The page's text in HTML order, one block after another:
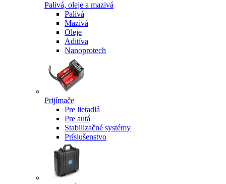
Palivá, oleje a mazivá
Palivá
Mazivá
Oleje
Aditíva
Nanoprotech
Prijímače
Pre lietadlá
Pre autá
Stabilizačné systémy
Príslušenstvo